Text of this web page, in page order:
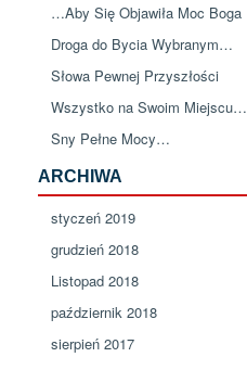
…Aby Się Objawiła Moc Boga
Droga do Bycia Wybranym…
Słowa Pewnej Przyszłości
Wszystko na Swoim Miejscu…
Sny Pełne Mocy…
ARCHIWA
styczeń 2019
grudzień 2018
Listopad 2018
październik 2018
sierpień 2017